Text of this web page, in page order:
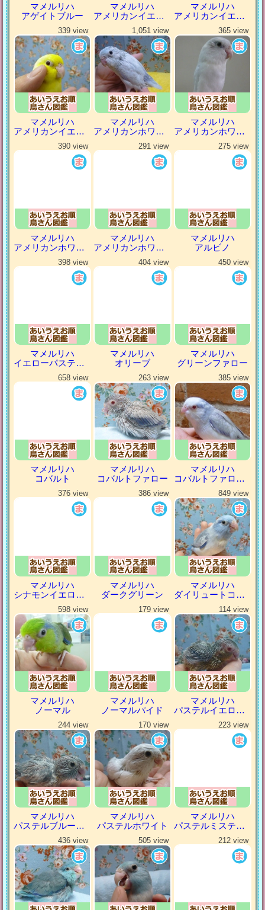
マメルリハ
アゲイトブルー
マメルリハ
アメリカンイエロー
マメルリハ
アメリカンイエローファロー
339 view
マメルリハ
アメリカンイエローヘビーパイドファロー
1,051 view
マメルリハ
アメリカンホワイト
365 view
マメルリハ
アメリカンホワイトパイド
390 view
マメルリハ
アメリカンホワイトパイドファロー
291 view
マメルリハ
アメリカンホワイトファロー
275 view
マメルリハ
アルビノ
398 view
マメルリハ
イエローパステルミスティ
404 view
マメルリハ
オリーブ
450 view
マメルリハ
グリーンファロー
658 view
マメルリハ
コバルト
263 view
マメルリハ
コバルトファロー
385 view
マメルリハ
コバルトファローパイド
376 view
マメルリハ
シナモンイエローファロー
386 view
マメルリハ
ダークグリーン
849 view
マメルリハ
ダイリュートコバルトパイド
598 view
マメルリハ
ノーマル
179 view
マメルリハ
ノーマルパイド
114 view
マメルリハ
パステルイエローファロー
244 view
マメルリハ
パステルブルーパイド
170 view
マメルリハ
パステルホワイト
223 view
マメルリハ
パステルミスティダークグリーン
436 view 505 view 212 view